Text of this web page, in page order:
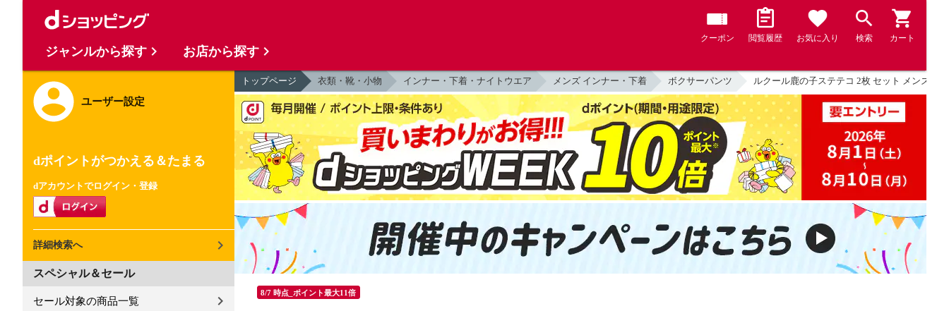
クーポン 閲覧履歴 お気に入り 検索 カート
ユーザー設定
dポイントがつかえる＆たまる
dアカウントでログイン・登録
詳細検索へ
スペシャル＆セール
セール対象の商品一覧
トップページ 衣類・靴・小物 インナー・下着・ナイトウエア メンズ インナー・下着 ボクサーパンツ ルクール鹿の子ステテコ 2枚 セット メンズ 春
8/7 時点_ポイント最大11倍
ジャンルから探す お店から探す